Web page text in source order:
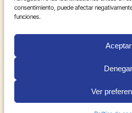
consentimiento, puede afectar
funciones.
Aceptar
Denegar
Ver
Aviso legal
Política de privacidad